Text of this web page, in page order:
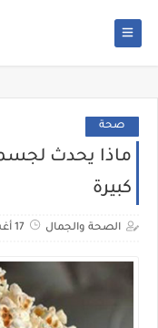
صحة
ماذا يحدث
كبيرة
الصحة والجمال 17 أغسطس 2018